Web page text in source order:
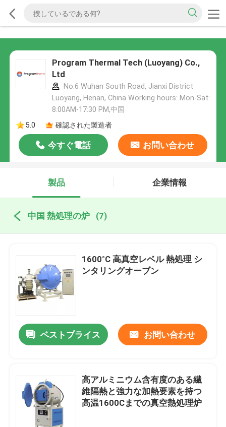
Program Thermal Tech (Luoyang) Co.,
Ltd
No.6 Wuhan South Road, Jianxi District
Luoyang, Henan, China Working hours: Mon-Sat:
8:00AM-17:30 PM,中国
5.0
確認された製造者
今すぐ電話 お問い合わせ
製品 企業情報
中国 熱処理の炉 (7)
1600°C 高真空レベル 熱処理 シ
ンタリングオーブン
ベストプライス お問い合わせ
高アルミニウム含有度のある繊
維隔熱と強力な加熱要素を持つ
高温1600Cまでの真空熱処理炉